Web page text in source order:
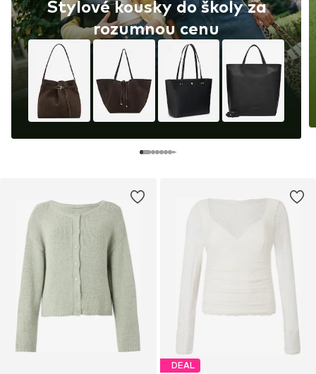
DEAL
Stylové kousky do školy za
rozumnou cenu